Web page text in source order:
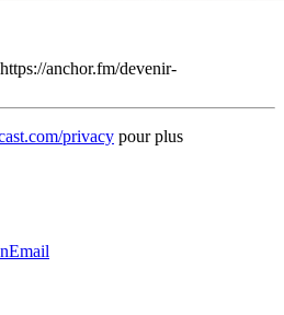
anchor.fm/devenir-
privacy pour plus
Email